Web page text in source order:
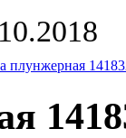
плунжерная